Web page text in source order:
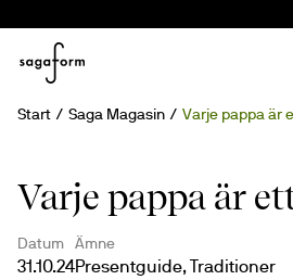
Start Saga Magasin Varje pappa är
Varje pappa är
Datum
31.10.24
Ämne
Presentguide, Traditioner